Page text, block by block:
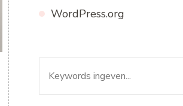
WordPress.org
naar: